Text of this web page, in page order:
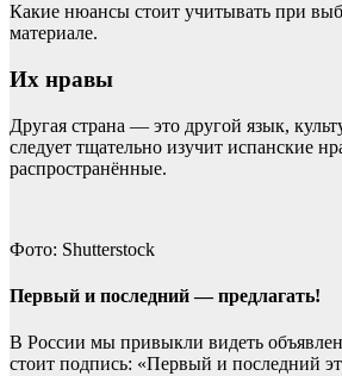
Какие нюансы стоит учитывать при
материале.
Их нравы
Другая страна — это другой язык,
следует тщательно изучит испанские
распространённые.
Фото: Shutterstock
Первый и последний — предлагать!
В России мы привыкли видеть
стоит подпись: «Первый и последний